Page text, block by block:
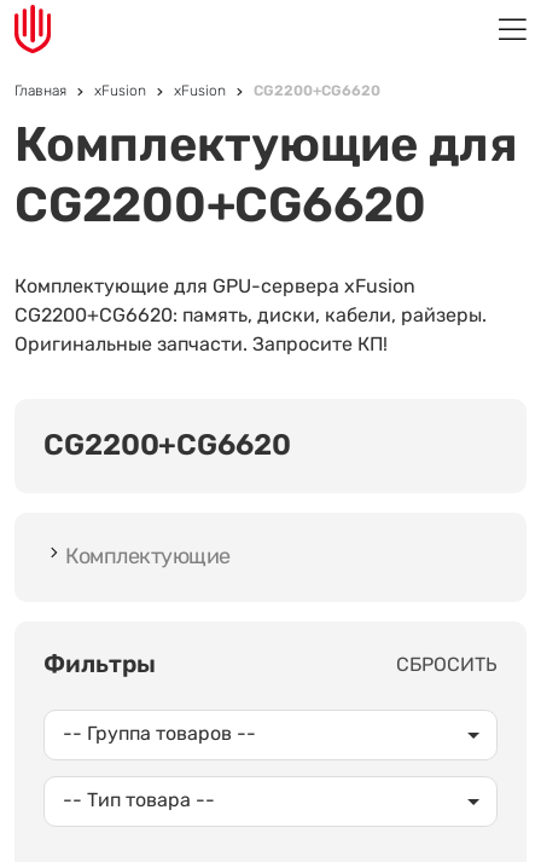
Главная xFusion xFusion CG2200+CG6620
Комплектующие для
CG2200+CG6620
Комплектующие для GPU-сервера xFusion
CG2200+CG6620: память, диски, кабели, райзеры.
Оригинальные запчасти. Запросите КП!
CG2200+CG6620
Фильтры СБРОСИТЬ
-- Группа товаров --
-- Тип товара --
Комплектующие